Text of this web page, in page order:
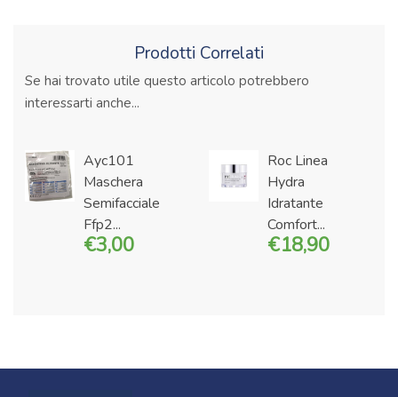
Prodotti Correlati
Se hai trovato utile questo articolo potrebbero
interessarti anche...
Ayc101
Maschera
Semifacciale
Ffp2...
3,00
Roc Linea
Hydra
Idratante
Comfort...
18,90